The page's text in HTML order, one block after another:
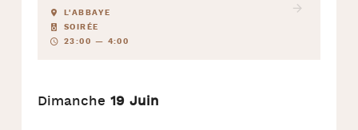
L'ABBAYE
SOIRÉE
23:00 — 4:00
Dimanche 19 Juin